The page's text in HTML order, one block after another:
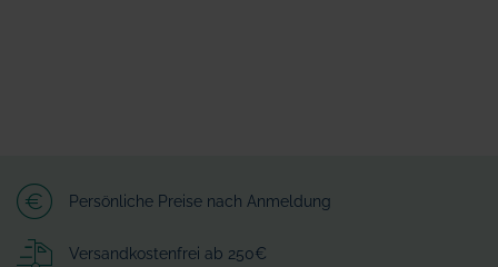
Persönliche Preise nach Anmeldung
Versandkostenfrei ab 250€